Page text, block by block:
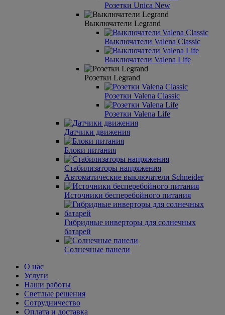
Розетки Unica New
Выключатели Legrand
Выключатели Valena Classic
Выключатели Valena Life
Розетки Legrand
Розетки Valena Classic
Розетки Valena Life
Датчики движения
Блоки питания
Стабилизаторы напряжения
Автоматические выключатели Schneider
Источники бесперебойного питания
Гибридные инверторы для солнечных
батарей
Солнечные панели
О нас
Услуги
Наши работы
Светлые решения
Сотрудничество
Оплата и доставка